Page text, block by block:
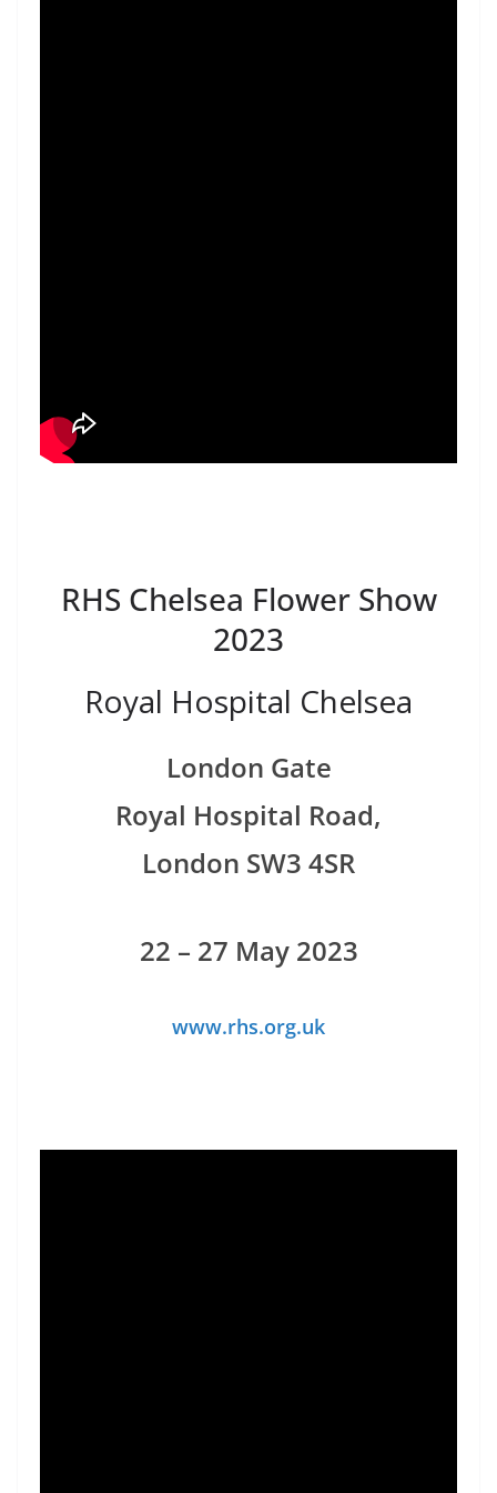
RHS Chelsea Flower Show
2023
Royal Hospital Chelsea
London Gate
Royal Hospital Road,
London SW3 4SR
22 – 27 May 2023
www.rhs.org.uk